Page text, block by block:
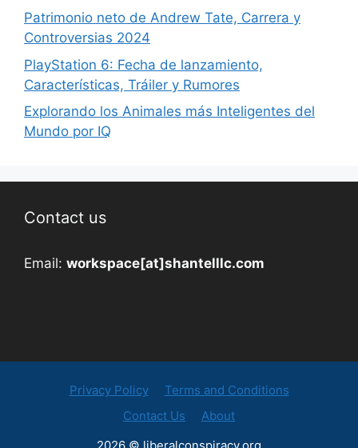
Patrimonio neto de Andrew Tate, Carrera y
Controversias 2024
PlayStation 6: Fecha de lanzamiento,
Características, Tráiler y Rumores
Explorando los Animales más Inteligentes del
Mundo por IQ
Contact us
Email: workspace[at]shantelllc.com
Privacy Policy
Terms and Conditions
Contact Us
About